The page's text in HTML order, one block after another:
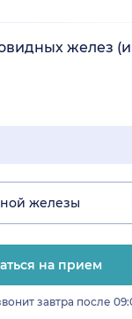
желез
железы
на прием
завтра после